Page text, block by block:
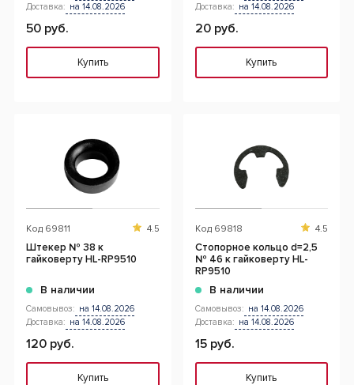
Доставка: на 14.08.2026
50 руб.
Купить
Доставка: на 14.08.2026
20 руб.
Купить
Код 69811 4.5
Штекер № 38 к
гайковерту HL-RP9510
В наличии
Самовывоз: на 14.08.2026
Доставка: на 14.08.2026
120 руб.
Купить
Код 69818 4.5
Стопорное кольцо d=2,5
№ 46 к гайковерту HL-
RP9510
В наличии
Самовывоз: на 14.08.2026
Доставка: на 14.08.2026
15 руб.
Купить